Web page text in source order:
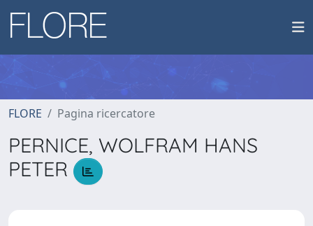
FLORE Pagina ricercatore
PERNICE, WOLFRAM HANS
PETER